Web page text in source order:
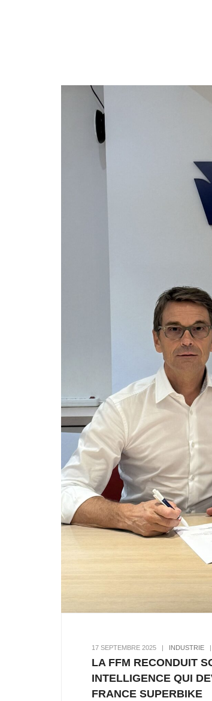
17 SEPTEMBRE 2025 | INDUSTRIE
LA FFM RECONDUIT
INTELLIGENCE QUI
FRANCE SUPERBIKE